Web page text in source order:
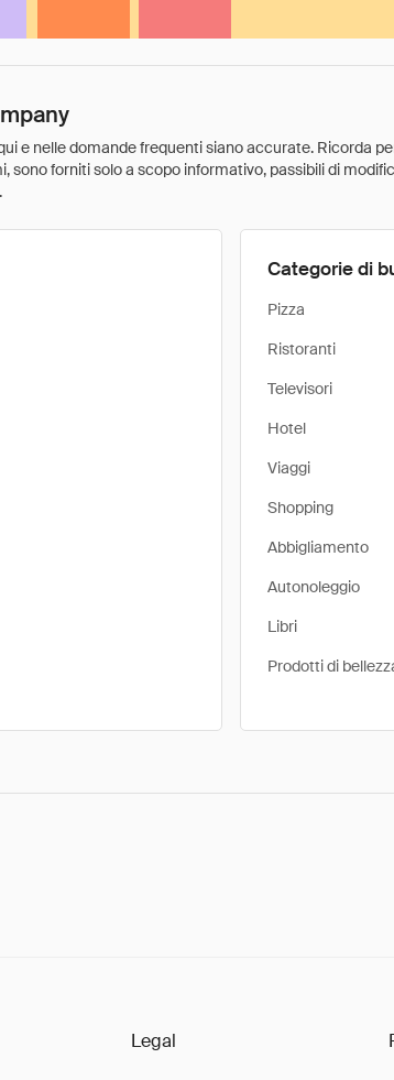
e nelle domande frequenti siano accurate. Ricorda
sono forniti solo a scopo informativo, passibili di
Categorie di
Pizza
Ristoranti
Televisori
Hotel
Viaggi
Shopping
Abbigliamento
Autonoleggio
Libri
Prodotti di
Legal